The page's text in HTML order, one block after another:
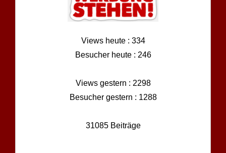
Views heute : 334
Besucher heute : 246
Views gestern : 2298
Besucher gestern : 1288
31085 Beiträge